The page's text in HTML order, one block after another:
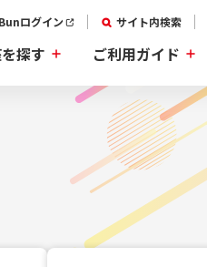
ログイン サイト内検索
探す ご利用ガイド